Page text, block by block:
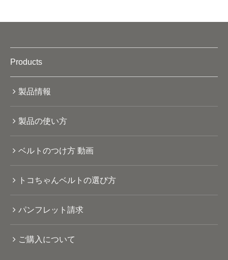
Products
製品情報
製品の使い方
ベルトのつけ方 動画
トコちゃんベルトの選び方
パンフレット請求
ご購入について